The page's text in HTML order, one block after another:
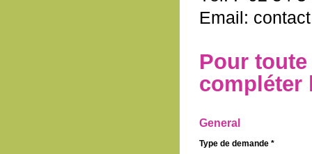
Email:
Pour
compléter
General
Type de demande *